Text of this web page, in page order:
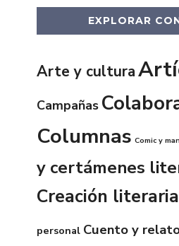
EXPLORAR
Arte y cultura
Campañas
Columnas Comic y
y certámenes
Creación literaria
personal Cuento y